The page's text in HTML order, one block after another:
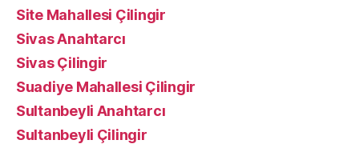
Site Mahallesi Çilingir
Sivas Anahtarcı
Sivas Çilingir
Suadiye Mahallesi Çilingir
Sultanbeyli Anahtarcı
Sultanbeyli Çilingir